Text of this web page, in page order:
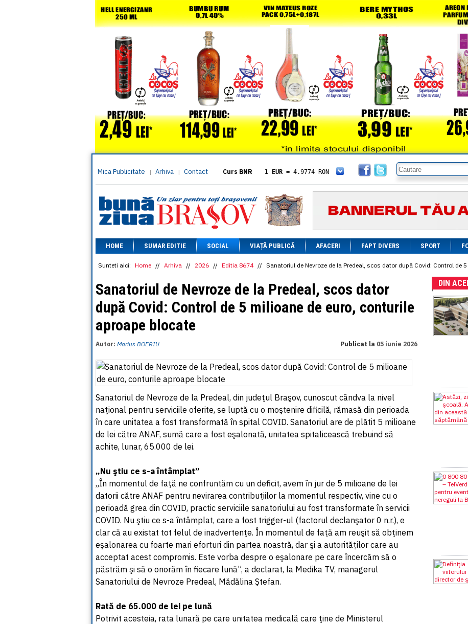
Mica Publicitate | Arhiva | Contact Curs BNR 1 EUR = 4.9774 RON
= 5.8304 RON
1 XAU= 464.4611 RON
1 AED= 1.1933 RON
1 AUD= 2.7957 RON
1 BGN= 2.5449 RON
1 CAD= 3.1559 RON
1 CHF= 5.2813 RON
1 CNY= 0.6015 RON
1 DKK
= 0.6668 RON
1 EGP = 0.0860 RON
1 HUF
= 1.2223 RON
1 INR= 0.0513 RON
1 NZD = 2.6097 RON
1 RUB
1 SEK = 0.4526 RON
1 TRY= 0.1141 RON
1 UAH= 0.1048 RON
1 XDR
= 5.9383 RON
1 ZAR= 0.2318 RON
HOME SUMAR EDITIE SOCIAL VIAȚĂ PUBLICĂ AFACERI FAPT DIVERS SPORT
Sunteti aici: Home // Arhiva // 2026 // Editia 8674 // Sanatoriul de Nevroze de la Predeal, scos dator după Covid: Control de
Sanatoriul de Nevroze de la Predeal, scos dator
după Covid: Control de 5 milioane de euro, conturile
aproape blocate
Autor: Marius BOERIU Publicat la 05 iunie 2026
Sanatoriul de Nevroze de la Predeal, din judeţul Braşov, cunoscut cândva la nivel
naţional pentru serviciile oferite, se luptă cu o moştenire dificilă, rămasă din perioada
în care unitatea a fost transformată în spital COVID. Sanatoriul are de plătit 5 milioane
de lei către ANAF, sumă care a fost eşalonată, unitatea spitalicească trebuind să
achite, lunar, 65.000 de lei.
„Nu ştiu ce s-a întâmplat”
„În momentul de faţă ne confruntăm cu un deficit, avem în jur de 5 milioane de lei
datorii către ANAF pentru nevirarea contribuţiilor la momentul respectiv, vine cu o
perioadă grea din COVID, practic serviciile sanatoriului au fost transformate în servicii
COVID. Nu ştiu ce s-a întâmplat, care a fost trigger-ul (factorul declanşator 0 n.r.), e
clar că au existat tot felul de inadvertenţe. În momentul de faţă am reuşit să obţinem
eşalonarea cu foarte mari eforturi din partea noastră, dar şi a autorităţilor care au
acceptat acest compromis. Este vorba despre o eşalonare pe care încercăm să o
păstrăm şi să o onorăm în fiecare lună”, a declarat, la Medika TV, managerul
Sanatoriului de Nevroze Predeal, Mădălina Ştefan.
Rată de 65.000 de lei pe lună
Potrivit acesteia, rata lunară pe care unitatea medicală care ţine de Ministerul
DIN